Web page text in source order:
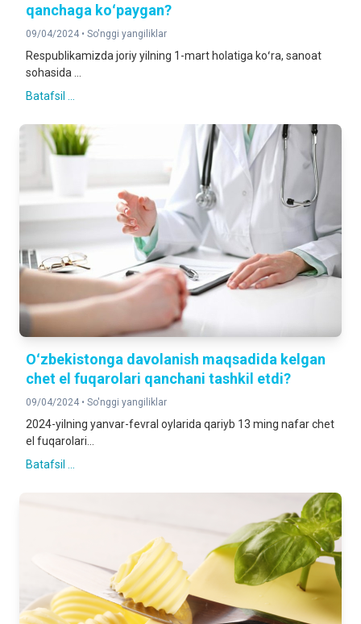
qanchaga koʻpaygan?
09/04/2024 • So'nggi yangiliklar
Respublikamizda joriy yilning 1-mart holatiga koʻra, sanoat
sohasida ...
Batafsil ...
Oʻzbekistonga davolanish maqsadida kelgan
chet el fuqarolari qanchani tashkil etdi?
09/04/2024 • So'nggi yangiliklar
2024-yilning yanvar-fevral oylarida qariyb 13 ming nafar chet
el fuqarolari...
Batafsil ...